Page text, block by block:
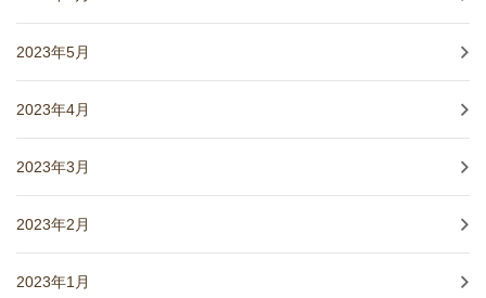
2023年5月
2023年4月
2023年3月
2023年2月
2023年1月